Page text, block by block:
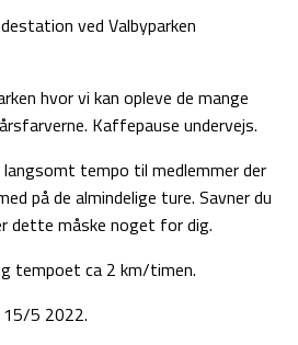
ved Valbyparken
hvor vi kan opleve de mange
Kaffepause undervejs.
tempo til medlemmer der
på de almindelige ture. Savner du
dette måske noget for dig.
tempoet ca 2 km/timen.
5 2022.